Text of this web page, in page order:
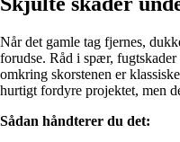
Når det gamle tag fjernes,
forudse. Råd i spær,
omkring skorstenen er
hurtigt fordyre projektet, men
Sådan håndterer du det: